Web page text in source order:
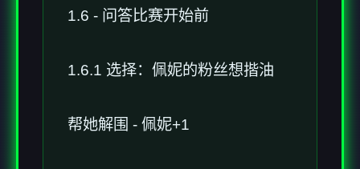
1.6 - 问答比赛开始前
1.6.1 选择：佩妮的粉丝想揩油
帮她解围 - 佩妮+1